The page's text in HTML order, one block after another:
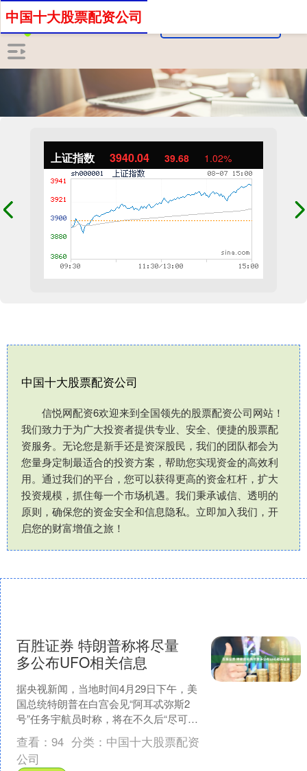
上证指数 3940.04 39.68 1.02%
中国十大股票配资公司
信悦网配资6欢迎来到全国领先的股票配资公司网站！
我们致力于为广大投资者提供专业、安全、便捷的股票配
资服务。无论您是新手还是资深股民，我们的团队都会为
您量身定制最适合的投资方案，帮助您实现资金的高效利
用。通过我们的平台，您可以获得更高的资金杠杆，扩大
投资规模，抓住每一个市场机遇。我们秉承诚信、透明的
原则，确保您的资金安全和信息隐私。立即加入我们，开
启您的财富增值之旅！
中国十大股票配资公司
百胜证券 特朗普称将尽量
多公布UFO相关信息
据央视新闻，当地时间4月29日下午，美
国总统特朗普在白宫会见“阿耳忒弥斯2
号”任务宇航员时称，将在不久后“尽可能
多地公布有关不明飞行物（UFO）的信
息”。特朗普....
查看： 94 分类： 中国十大股票配资
公司